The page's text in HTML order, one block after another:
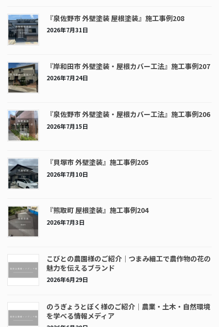
『泉佐野市 外壁塗装 屋根塗装』施工事例208
2026年7月31日
『岸和田市 外壁塗装・屋根カバー工法』施工事例207
2026年7月24日
『泉佐野市 外壁塗装・屋根カバー工法』施工事例206
2026年7月15日
『貝塚市 外壁塗装』施工事例205
2026年7月10日
『熊取町 屋根塗装』施工事例204
2026年7月3日
こびとの農園様のご紹介｜つまみ細工で農作物の花の
魅力を伝えるブランド
2026年6月29日
のうぎょうとぼく様のご紹介｜農業・土木・自然環境
を学べる情報メディア